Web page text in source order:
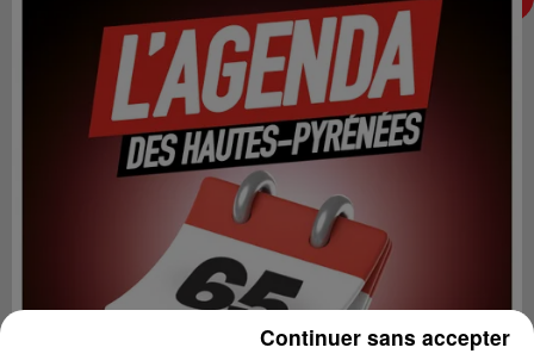
Continuer sans accepter